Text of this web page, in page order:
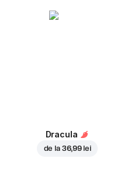
Dracula
de la 36,99 lei